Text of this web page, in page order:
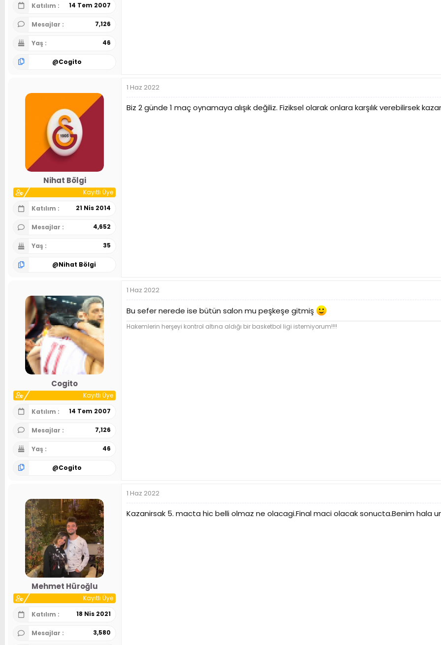
Katılım
14 Tem 2007
Mesajlar 7,126
Yaş 46
@Cogito
Nihat Bölgi
Kayıtlı Üye
Katılım
21 Nis 2014
Mesajlar 4,652
Yaş 35
@Nihat Bölgi
1 Haz 2022
Biz 2 günde 1 maç oynamaya alışık değiliz. Fiziksel olarak onlara karşılık verebilirsek
Cogito
Kayıtlı Üye
Katılım
14 Tem 2007
Mesajlar 7,126
Yaş 46
@Cogito
1 Haz 2022
Bu sefer nerede ise bütün salon mu peşkeşe gitmiş
Hakemlerin herşeyi kontrol altına aldığı bir basketbol ligi istemiyorum!!!!
Mehmet Hüroğlu
Kayıtlı Üye
Katılım
18 Nis 2021
Mesajlar 3,580
1 Haz 2022
Kazanirsak 5. macta hic belli olmaz ne olacagi.Final maci olacak sonucta.Benim hala